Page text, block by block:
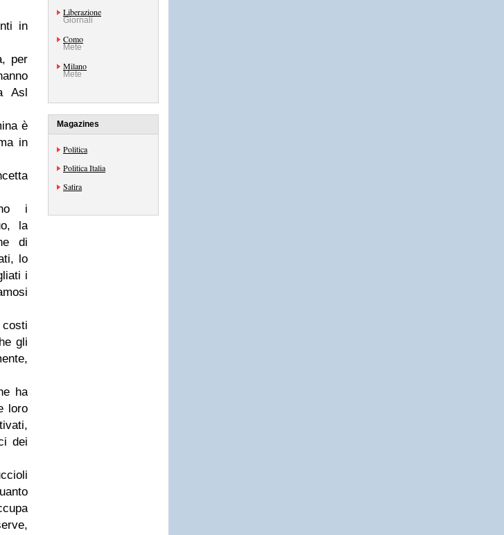
in
per
Asl
è
in
i
la
di
lo
i
costi
gli
ha
loro
dei
Liberazione
Giornali
Como
Mete
Milano
Mete
Magazines
Politica
Politica Italia
Satira